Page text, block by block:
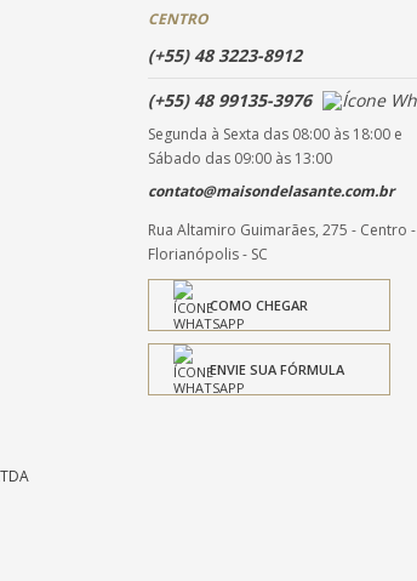
CENTRO
(+55) 48 3223-8912
(+55) 48 99135-3976
Segunda à Sexta das 08:00 às 18:00 e
Sábado das 09:00 às 13:00
contato@maisondelasante.com.br
Rua Altamiro Guimarães, 275 - Centro -
Florianópolis - SC
COMO CHEGAR
ENVIE SUA FÓRMULA